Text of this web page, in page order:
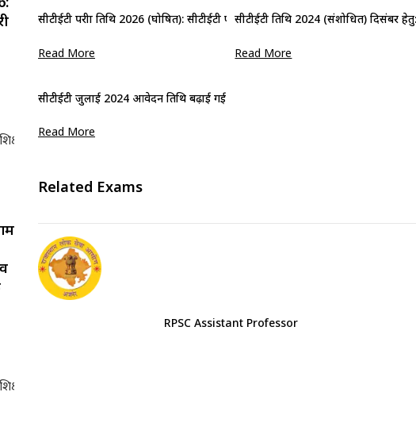
बोर्ड (सीबीएसई) द्वारा सीटीईटी मार्कशीट 2026 जारी कर दी गई है। केंद्रीय माध...
बोर्ड (सीबीएसई) द्वारा सीटीईटी 2026 परिणाम 30 मार्च 2026 को घोषित किया गया...
सीटीईटी परीक्षा तिथि 2026 (घोषित): सीटीईटी फरवरी परीक्षा कार्यक्रम देखें
Read More
सीटीईटी तिथि 2024 (संशोधित) दिसंबर हेतु:
Read More
सीटीईटी जुलाई 2024 आवेदन तिथि बढ़ाई गई: अभी आवेदन करें
Read More
Related Exams
RPSC Assistant Professor